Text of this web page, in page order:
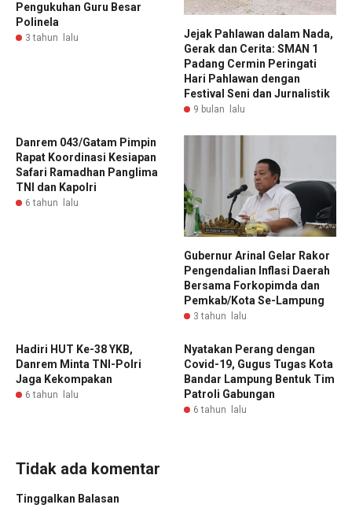
Pengukuhan Guru Besar
Polinela
3 tahun lalu
‎Jejak Pahlawan dalam Nada,
Gerak dan Cerita: SMAN 1
Padang Cermin Peringati
Hari Pahlawan dengan
Festival Seni dan Jurnalistik
9 bulan lalu
Danrem 043/Gatam Pimpin
Rapat Koordinasi Kesiapan
Safari Ramadhan Panglima
TNI dan Kapolri
6 tahun lalu
Gubernur Arinal Gelar Rakor
Pengendalian Inflasi Daerah
Bersama Forkopimda dan
Pemkab/Kota Se-Lampung
3 tahun lalu
Hadiri HUT Ke-38 YKB,
Danrem Minta TNI-Polri
Jaga Kekompakan
6 tahun lalu
Nyatakan Perang dengan
Covid-19, Gugus Tugas Kota
Bandar Lampung Bentuk Tim
Patroli Gabungan
6 tahun lalu
Tidak ada komentar
Tinggalkan Balasan